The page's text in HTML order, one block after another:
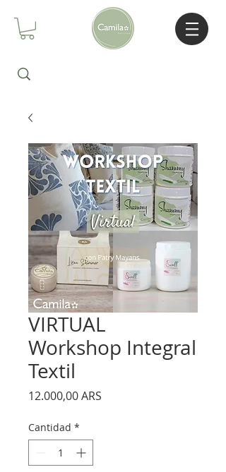
VIRTUAL
Workshop Integral
Textil
12.000,00 ARS
Cantidad *